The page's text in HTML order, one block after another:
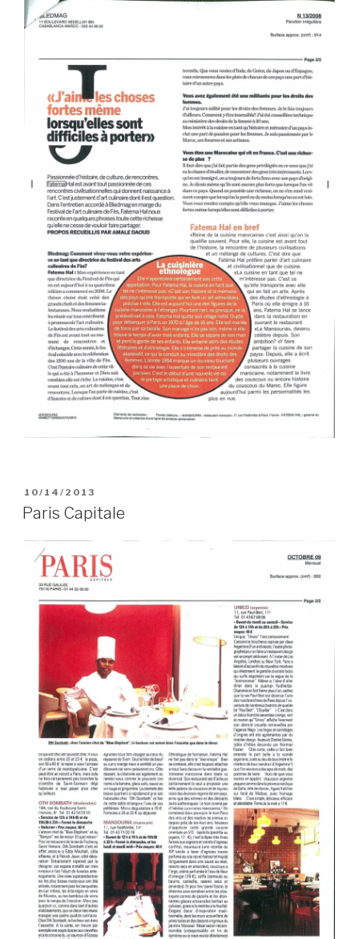
PUBLIÉ
LE
10/14/2013
Paris Capitale